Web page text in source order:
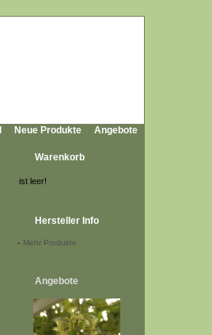
Neue Produkte Angebote
Warenkorb
ist leer!
Hersteller Info
- Mehr Produkte
Angebote